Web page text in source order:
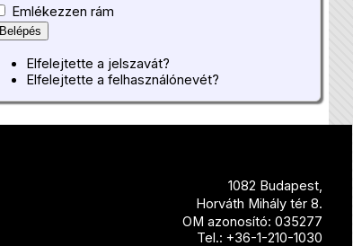
Emlékezzen rám
Belépés
Elfelejtette a jelszavát?
Elfelejtette a felhasználónevét?
1082 Budapest,
Horváth Mihály tér 8.
OM azonosító: 035277
Tel.: +36-1-210-1030